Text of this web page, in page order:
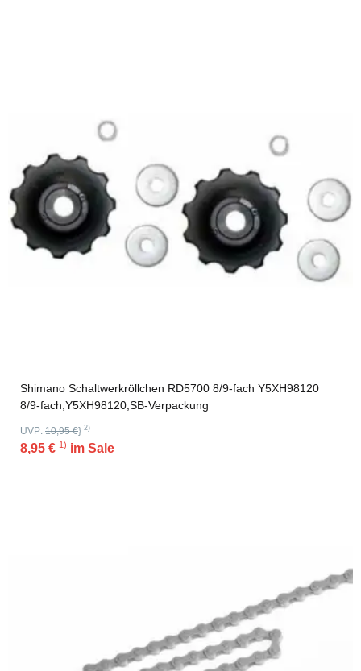
Shimano Schaltwerkröllchen RD5700 8/9-fach Y5XH98120
8/9-fach,Y5XH98120,SB-Verpackung
UVP: 10,95 €} 2)
8,95 € 1) im Sale